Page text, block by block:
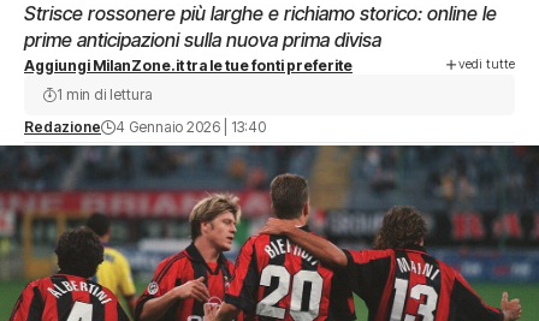
Strisce rossonere più larghe e richiamo storico: online le
prime anticipazioni sulla nuova prima divisa
Aggiungi MilanZone.it tra le tue fonti preferite vedi tutte
Redazione 4 Gennaio 2026 | 13:40
1 min di lettura